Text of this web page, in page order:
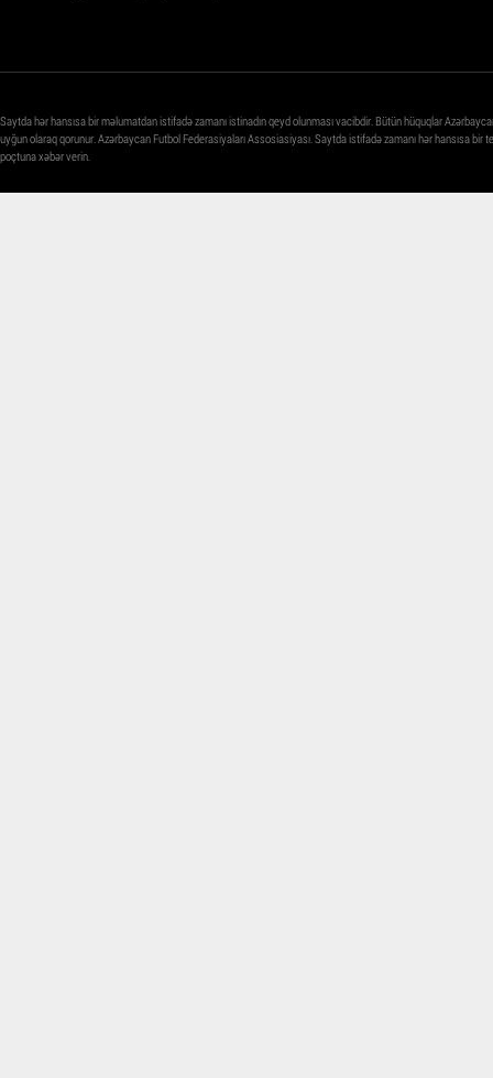
Saytda hər hansısa bir məlumatdan istifadə zamanı istinadın qeyd olunması vacibdir. Bütün hüquqlar
uyğun olaraq qorunur. Azərbaycan Futbol Federasiyaları Assosiasiyası. Saytda istifadə zamanı hər hansısa
poçtuna xəbər verin.